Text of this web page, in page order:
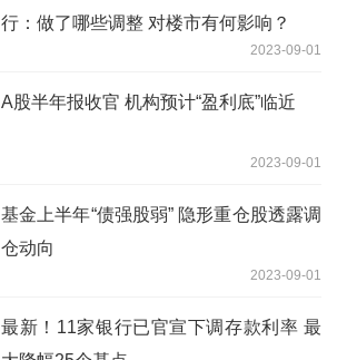
行：做了哪些调整 对楼市有何影响？
2023-09-01
A股半年报收官 机构预计“盈利底”临近
2023-09-01
基金上半年“债强股弱” 隐形重仓股透露调
仓动向
2023-09-01
最新！11家银行已官宣下调存款利率 最